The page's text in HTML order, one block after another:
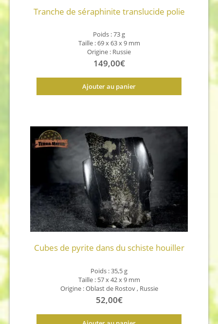
Tranche de séraphinite translucide polie
Poids : 73 g
Taille : 69 x 63 x 9 mm
Origine : Russie
149,00€
Ajouter au panier
Cubes de pyrite dans du schiste houiller
Poids : 35,5 g
Taille : 57 x 42 x 9 mm
Origine : Oblast de Rostov , Russie
52,00€